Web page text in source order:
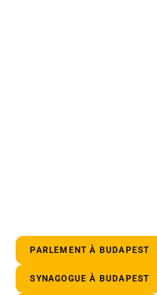
PARLEMENT À BUDAPEST
SYNAGOGUE À BUDAPEST